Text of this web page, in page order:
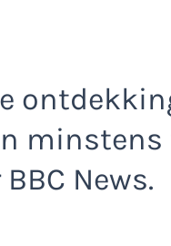
minstens
News.